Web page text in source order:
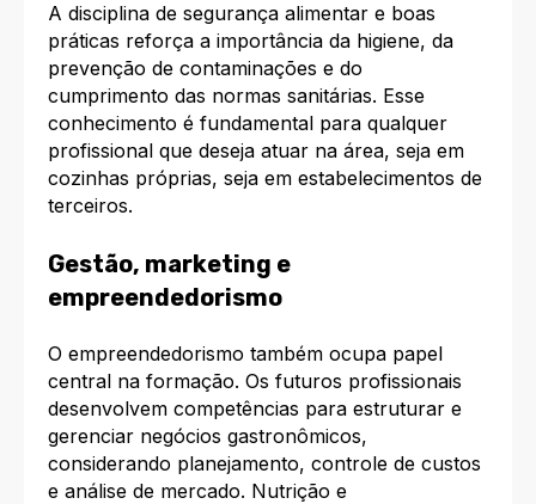
A disciplina de segurança alimentar e boas
práticas reforça a importância da higiene, da
prevenção de contaminações e do
cumprimento das normas sanitárias. Esse
conhecimento é fundamental para qualquer
profissional que deseja atuar na área, seja em
cozinhas próprias, seja em estabelecimentos de
terceiros.
Gestão, marketing e
empreendedorismo
O empreendedorismo também ocupa papel
central na formação. Os futuros profissionais
desenvolvem competências para estruturar e
gerenciar negócios gastronômicos,
considerando planejamento, controle de custos
e análise de mercado. Nutrição e